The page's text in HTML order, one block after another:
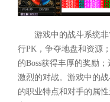
游戏中的战斗系统
行PK，争夺地盘和资源
的Boss获得丰厚的奖励
激烈的对战。游戏中的
的职业特点和对手的属